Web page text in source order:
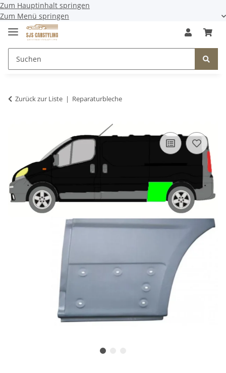
Zum Hauptinhalt springen
Zum Menü springen
Zurück zur Liste Reparaturbleche